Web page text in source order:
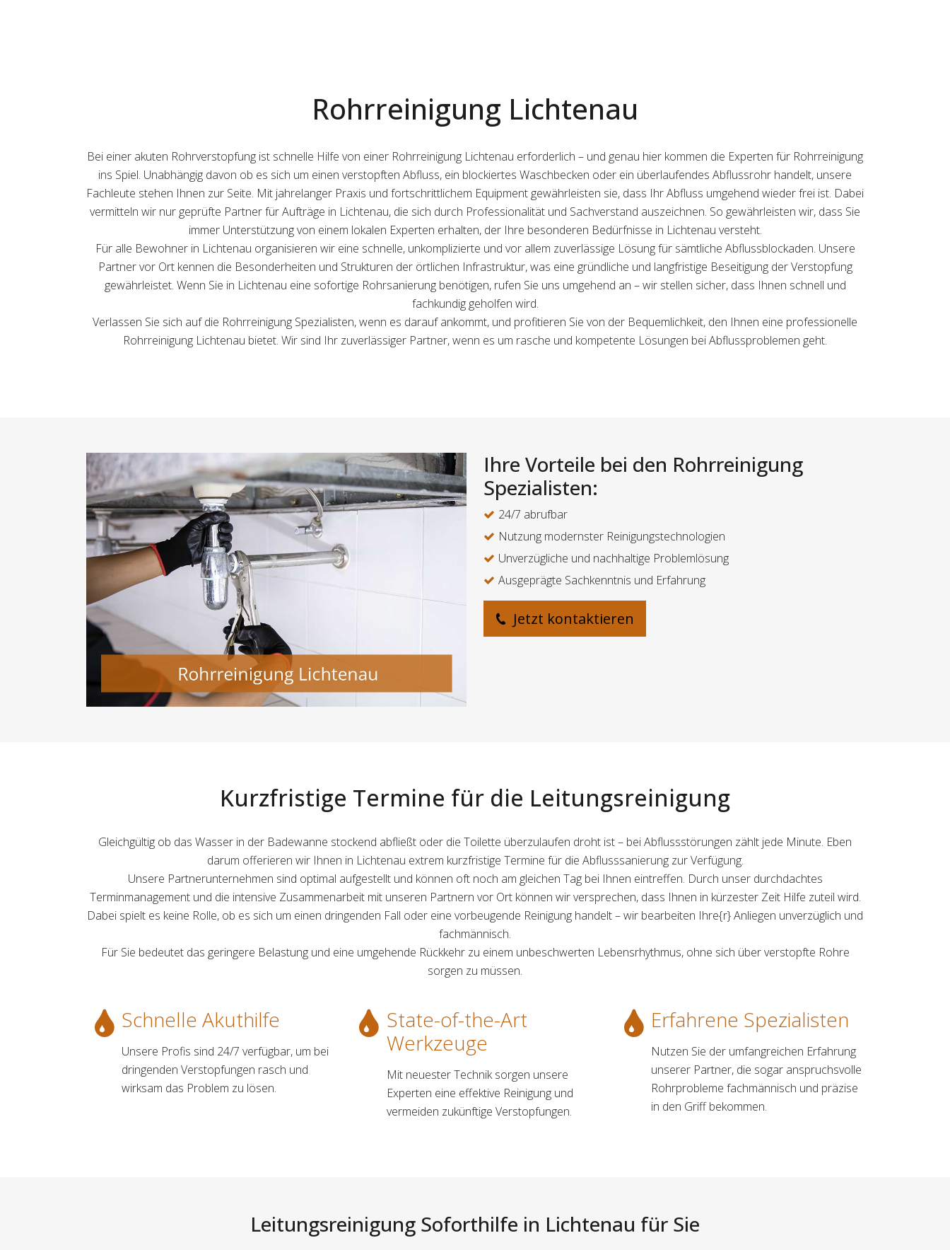
Rohrreinigung Lichtenau
Bei einer akuten Rohrverstopfung ist schnelle Hilfe von einer Rohrreinigung Lichtenau erforderlich – und genau hier kommen die Experten für Rohrreinigung
ins Spiel. Unabhängig davon ob es sich um einen verstopften Abfluss, ein blockiertes Waschbecken oder ein überlaufendes Abflussrohr handelt, unsere
Fachleute stehen Ihnen zur Seite. Mit jahrelanger Praxis und fortschrittlichem Equipment gewährleisten sie, dass Ihr Abfluss umgehend wieder frei ist. Dabei
vermitteln wir nur geprüfte Partner für Aufträge in Lichtenau, die sich durch Professionalität und Sachverstand auszeichnen. So gewährleisten wir, dass Sie
immer Unterstützung von einem lokalen Experten erhalten, der Ihre besonderen Bedürfnisse in Lichtenau versteht.
Für alle Bewohner in Lichtenau organisieren wir eine schnelle, unkomplizierte und vor allem zuverlässige Lösung für sämtliche Abflussblockaden. Unsere
Partner vor Ort kennen die Besonderheiten und Strukturen der örtlichen Infrastruktur, was eine gründliche und langfristige Beseitigung der Verstopfung
gewährleistet. Wenn Sie in Lichtenau eine sofortige Rohrsanierung benötigen, rufen Sie uns umgehend an – wir stellen sicher, dass Ihnen schnell und
fachkundig geholfen wird.
Verlassen Sie sich auf die Rohrreinigung Spezialisten, wenn es darauf ankommt, und profitieren Sie von der Bequemlichkeit, den Ihnen eine professionelle
Rohrreinigung Lichtenau bietet. Wir sind Ihr zuverlässiger Partner, wenn es um rasche und kompetente Lösungen bei Abflussproblemen geht.
Ihre Vorteile bei den Rohrreinigung
Spezialisten:
24/7 abrufbar
Nutzung modernster Reinigungstechnologien
Unverzügliche und nachhaltige Problemlösung
Ausgeprägte Sachkenntnis und Erfahrung
Jetzt kontaktieren
Kurzfristige Termine für die Leitungsreinigung
Gleichgültig ob das Wasser in der Badewanne stockend abfließt oder die Toilette überzulaufen droht ist – bei Abflussstörungen zählt jede Minute. Eben
darum offerieren wir Ihnen in Lichtenau extrem kurzfristige Termine für die Abflusssanierung zur Verfügung.
Unsere Partnerunternehmen sind optimal aufgestellt und können oft noch am gleichen Tag bei Ihnen eintreffen. Durch unser durchdachtes
Terminmanagement und die intensive Zusammenarbeit mit unseren Partnern vor Ort können wir versprechen, dass Ihnen in kürzester Zeit Hilfe zuteil wird.
Dabei spielt es keine Rolle, ob es sich um einen dringenden Fall oder eine vorbeugende Reinigung handelt – wir bearbeiten Ihre{r} Anliegen unverzüglich und
fachmännisch.
Für Sie bedeutet das geringere Belastung und eine umgehende Rückkehr zu einem unbeschwerten Lebensrhythmus, ohne sich über verstopfte Rohre
sorgen zu müssen.
Schnelle Akuthilfe
Unsere Profis sind 24/7 verfügbar, um bei
dringenden Verstopfungen rasch und
wirksam das Problem zu lösen.
State-of-the-Art
Werkzeuge
Mit neuester Technik sorgen unsere
Experten eine effektive Reinigung und
vermeiden zukünftige Verstopfungen.
Erfahrene Spezialisten
Nutzen Sie der umfangreichen Erfahrung
unserer Partner, die sogar anspruchsvolle
Rohrprobleme fachmännisch und präzise
in den Griff bekommen.
Leitungsreinigung Soforthilfe in Lichtenau für Sie